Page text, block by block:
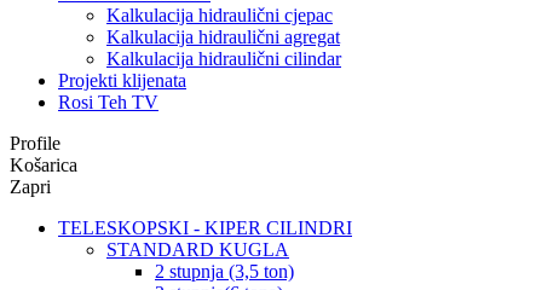
Kalkulacija hidraulični cjepac
Kalkulacija hidraulični agregat
Kalkulacija hidraulični cilindar
Projekti klijenata
Rosi Teh TV
Profile
Košarica
Zapri
TELESKOPSKI - KIPER CILINDRI
STANDARD KUGLA
2 stupnja (3,5 ton)